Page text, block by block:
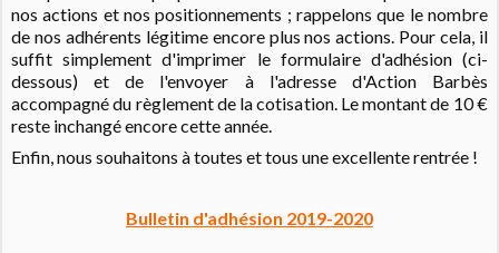
nos actions et nos positionnements ; rappelons que le nombre
de nos adhérents légitime encore plus nos actions. Pour cela, il
suffit simplement d'imprimer le formulaire d'adhésion (ci-
dessous) et de l'envoyer à l'adresse d'Action Barbès
accompagné du règlement de la cotisation. Le montant de 10 €
reste inchangé encore cette année.
Enfin, nous souhaitons à toutes et tous une excellente rentrée !
Bulletin d'adhésion 2019-2020